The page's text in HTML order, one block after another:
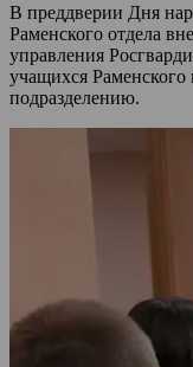
В преддверии Дня
Раменского отдела
управления
учащихся Раменского
подразделению.